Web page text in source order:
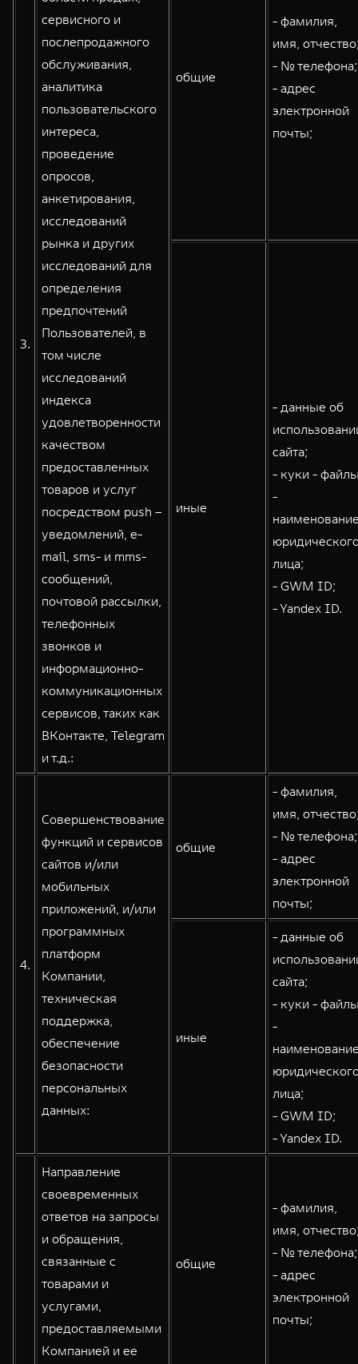
3.
сервисного и
послепродажного
обслуживания,
аналитика
пользовательского
интереса,
проведение
опросов,
анкетирования,
исследований
рынка и других
исследований для
определения
предпочтений
Пользователей, в
том числе
исследований
индекса
удовлетворенности
качеством
предоставленных
товаров и услуг
посредством push –
уведомлений, e-
mail, sms- и mms-
сообщений,
почтовой рассылки,
телефонных
звонков и
информационно-
коммуникационных
сервисов, таких как
ВКонтакте, Telegram
и т.д.:
общие
- фамилия,
имя,
- № телефона;
- адрес
электронной
почты;
иные
- данные об
сайта;
- куки -
-
лица;
- GWM ID;
- Yandex ID.
4.
Совершенствование
функций и сервисов
сайтов и/или
мобильных
приложений, и/или
программных
платформ
Компании,
техническая
поддержка,
обеспечение
безопасности
персональных
данных:
общие
- фамилия,
имя,
- № телефона;
- адрес
электронной
почты;
иные
- данные об
сайта;
- куки -
-
лица;
- GWM ID;
- Yandex ID.
Направление
своевременных
ответов на запросы
и обращения,
связанные с
товарами и
услугами,
предоставляемыми
Компанией и ее
общие
- фамилия,
имя,
- № телефона;
- адрес
электронной
почты;